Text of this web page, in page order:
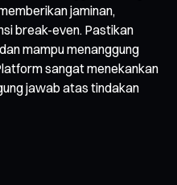
jaminan,
break-even. Pastikan
mampu menanggung
sangat menekankan
jawab atas tindakan